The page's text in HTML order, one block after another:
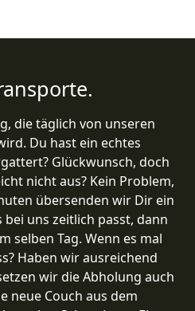
die täglich von unseren
Du hast ein echtes
Glückwunsch, doch
nicht aus? Kein Problem,
übersenden wir Dir ein
uns zeitlich passt, dann
selben Tag. Wenn es mal
Haben wir ausreichend
wir die Abholung auch
neue Couch aus dem